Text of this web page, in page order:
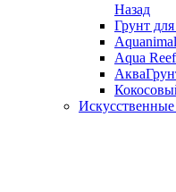
Назад
Грунт
Aqua
Искусственные